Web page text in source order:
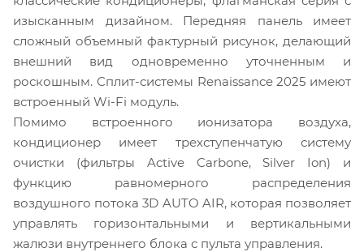
изысканным дизайном. Передняя панель имеет
сложный объемный фактурный рисунок, делающий
внешний вид одновременно уточненным и
роскошным. Сплит-системы Renaissance 2025 имеют
встроенный Wi-Fi модуль.
Помимо встроенного ионизатора воздуха,
кондиционер имеет трехступенчатую систему
очистки (фильтры Active Carbone, Silver Ion) и
функцию равномерного распределения
воздушного потока 3D AUTO AIR, которая позволяет
управлять горизонтальными и вертикальными
жалюзи внутреннего блока с пульта управления.